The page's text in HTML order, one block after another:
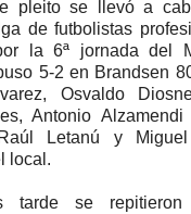
pleito se llevó a
de futbolistas
la 6ª jornada del
5-2 en Brandsen
Osvaldo
Antonio
Letanú y
local.
tarde se repitieron